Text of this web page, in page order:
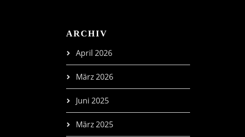
ARCHIV
April 2026
März 2026
Juni 2025
März 2025